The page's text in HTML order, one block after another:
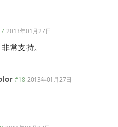
2013年01月27日
常支持。
#18 2013年01月27日